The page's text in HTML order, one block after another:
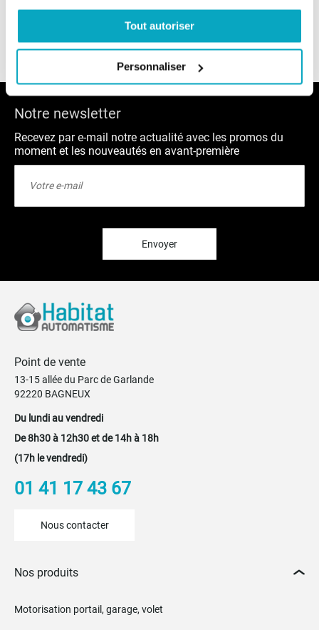
Tout autoriser
Personnaliser
Notre newsletter
Recevez par e-mail notre actualité avec les promos du
moment et les nouveautés en avant-première
Envoyer
Point de vente
13-15 allée du Parc de Garlande
92220 BAGNEUX
Du lundi au vendredi
De 8h30 à 12h30 et de 14h à 18h
(17h le vendredi)
01 41 17 43 67
Nous contacter
Nos produits
Motorisation portail, garage, volet